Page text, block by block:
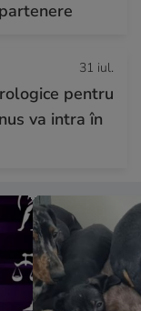
31 iul.
pentru
va intra în